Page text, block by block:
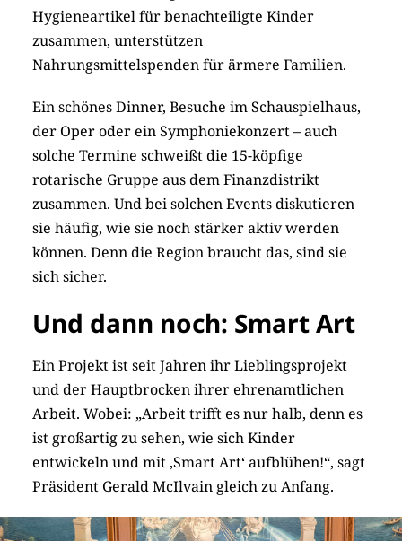
Hygieneartikel für benachteiligte Kinder
zusammen, unterstützen
Nahrungsmittelspenden für ärmere Familien.
Ein schönes Dinner, Besuche im Schauspielhaus,
der Oper oder ein Symphoniekonzert – auch
solche Termine schweißt die 15-köpfige
rotarische Gruppe aus dem Finanzdistrikt
zusammen. Und bei solchen Events diskutieren
sie häufig, wie sie noch stärker aktiv werden
können. Denn die Region braucht das, sind sie
sich sicher.
Und dann noch: Smart Art
Ein Projekt ist seit Jahren ihr Lieblingsprojekt
und der Hauptbrocken ihrer ehrenamtlichen
Arbeit. Wobei: „Arbeit trifft es nur halb, denn es
ist großartig zu sehen, wie sich Kinder
entwickeln und mit ‚Smart Art‘ aufblühen!“, sagt
Präsident Gerald McIlvain gleich zu Anfang.